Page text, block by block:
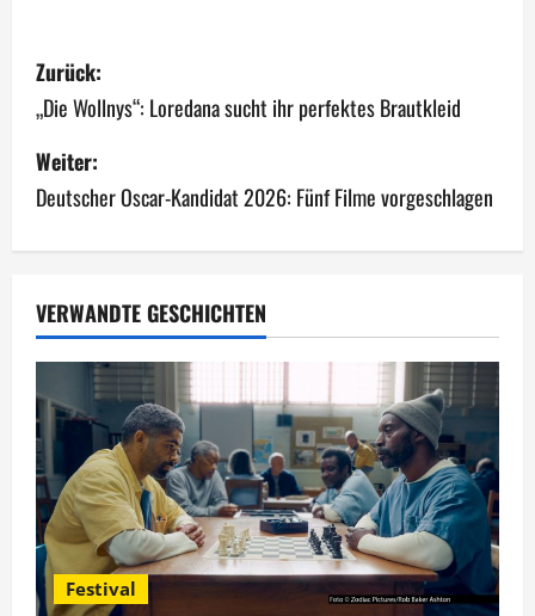
B
e
i
t
r
a
g
s
n
a
v
Zurück:
„Die Wollnys“: Loredana sucht ihr perfektes Brautkleid
Weiter:
Deutscher Oscar-Kandidat 2026: Fünf Filme vorgeschlagen
VERWANDTE GESCHICHTEN
Festival